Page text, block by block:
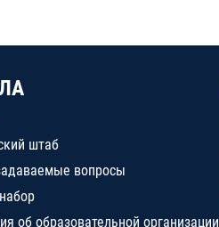
штаб
вопросы
об образовательной организации